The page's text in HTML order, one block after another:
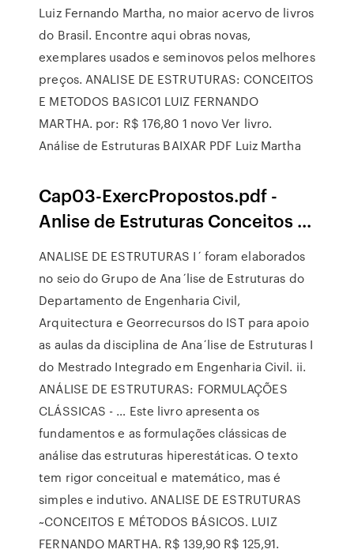
Luiz Fernando Martha, no maior acervo de livros
do Brasil. Encontre aqui obras novas,
exemplares usados e seminovos pelos melhores
preços. ANALISE DE ESTRUTURAS: CONCEITOS
E METODOS BASIC01 LUIZ FERNANDO
MARTHA. por: R$ 176,80 1 novo Ver livro.
Análise de Estruturas BAIXAR PDF Luiz Martha
Cap03-ExercPropostos.pdf -
Anlise de Estruturas Conceitos ...
ANALISE DE ESTRUTURAS I´ foram elaborados
no seio do Grupo de Ana´lise de Estruturas do
Departamento de Engenharia Civil,
Arquitectura e Georrecursos do IST para apoio
as aulas da disciplina de Ana´lise de Estruturas I
do Mestrado Integrado em Engenharia Civil. ii.
ANÁLISE DE ESTRUTURAS: FORMULAÇÕES
CLÁSSICAS - … Este livro apresenta os
fundamentos e as formulações clássicas de
análise das estruturas hiperestáticas. O texto
tem rigor conceitual e matemático, mas é
simples e indutivo. ANALISE DE ESTRUTURAS
~CONCEITOS E MÉTODOS BÁSICOS. LUIZ
FERNANDO MARTHA. R$ 139,90 R$ 125,91.